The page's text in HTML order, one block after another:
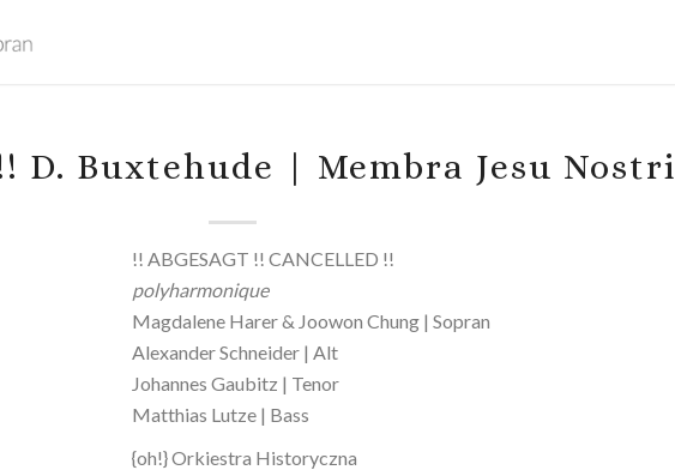
!! D. Buxtehude | Membra Jesu Nostri
!! ABGESAGT !! CANCELLED !!
polyharmonique
Magdalene Harer & Joowon Chung | Sopran
Alexander Schneider | Alt
Johannes Gaubitz | Tenor
Matthias Lutze | Bass
{oh!} Orkiestra Historyczna